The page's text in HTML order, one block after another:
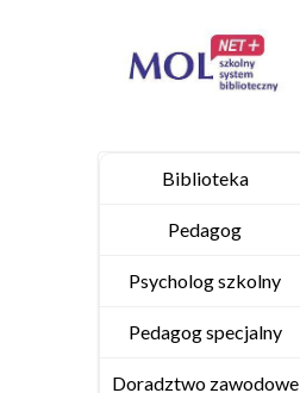
Biblioteka
Pedagog
Psycholog szkolny
Pedagog specjalny
Doradztwo zawodowe